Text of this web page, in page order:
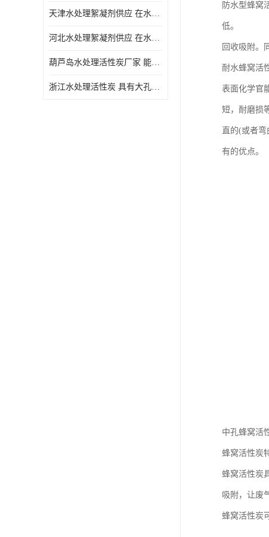
天津水处理絮凝剂供应 在水中的稳定性较好 絮凝速度快
河北水处理絮凝剂供应 在水中的稳定性较好 用量相对较少
葫芦岛水处理活性炭厂家 能够吸附大分子有机物 可再生能力较强
浙江水处理活性炭 具有大孔结构 具有较高的吸附能力
防水型蜂窝
低。
回收吸附。
耐水蜂窝活
表面化学官
短，耐磨损
直的(或者
有的优点。
中孔蜂窝活
蜂窝活性炭
蜂窝活性炭
吸附，让废
蜂窝活性炭